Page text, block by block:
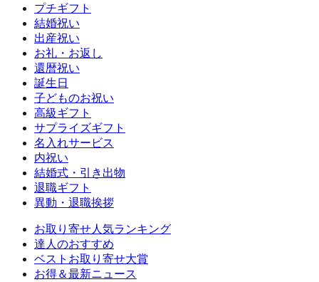
プチギフト
結婚祝い
出産祝い
お礼・お返し
還暦祝い
誕生日
子どものお祝い
高級ギフト
サプライズギフト
名入れサービス
内祝い
結婚式・引き出物
退職ギフト
異動・退職挨拶
お取り寄せ人気ランキング
達人のおすすめ
ベストお取り寄せ大賞
お得＆最新ニュース